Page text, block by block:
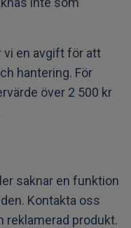
vi en avgift för att
hantering. För
över 2 500 kr
saknar en funktion
Kontakta oss
reklamerad produkt.